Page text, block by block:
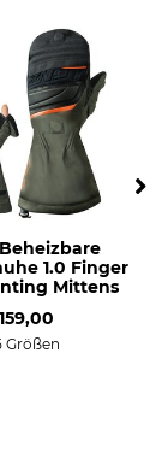
1.0 Finger
Mittens
159,00
Größen